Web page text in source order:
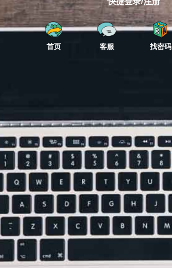
首页 客服 找密码